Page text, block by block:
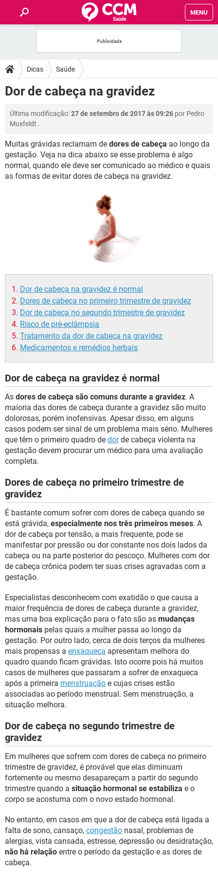
MENU
FÓRUM
SAÚDE
FAMÍLIA
BEM-ESTAR
Dicas Saúde
Dor de cabeça na gravidez
Última modificação:27 de setembro de 2017 às 09:26 por Pedro
Muxfeldt .
Muitas grávidas reclamam de dores de cabeça ao longo da
gestação. Veja na dica abaixo se esse problema é algo
normal, quando ele deve ser comunicado ao médico e quais
as formas de evitar dores de cabeça na gravidez.
Dor de cabeça na gravidez é normal
Dores de cabeça no primeiro trimestre de gravidez
Dor de cabeça no segundo trimestre de gravidez
Risco de pré-eclâmpsia
Tratamento da dor de cabeça na gravidez
Medicamentos e remédios herbais
Dor de cabeça na gravidez é normal
As dores de cabeça são comuns durante a gravidez. A
maioria das dores de cabeça durante a gravidez são muito
dolorosas, porém inofensivas. Apesar disso, em alguns
casos podem ser sinal de um problema mais sério. Mulheres
que têm o primeiro quadro de dorde cabeça violenta na
gestação devem procurar um médico para uma avaliação
completa.
Dores de cabeça no primeiro trimestre de
gravidez
É bastante comum sofrer com dores de cabeça quando se
está grávida, especialmente nos três primeiros meses. A
dor de cabeça por tensão, a mais frequente, pode se
manifestar por pressão ou dor constante nos dois lados da
cabeça ou na parte posterior do pescoço. Mulheres com dor
de cabeça crônica podem ter suas crises agravadas com a
gestação.
Especialistas desconhecem com exatidão o que causa a
maior frequência de dores de cabeça durante a gravidez,
mas uma boa explicação para o fato são as mudanças
hormonais pelas quais a mulher passa ao longo da
gestação. Por outro lado, cerca de dois terços da mulheres
mais propensas a enxaqueca apresentam melhora do
quadro quando ficam grávidas. Isto ocorre pois há muitos
casos de mulheres que passaram a sofrer de enxaqueca
após a primeira menstruação e cujas crises estão
associadas ao período menstrual. Sem menstruação, a
situação melhora.
Dor de cabeça no segundo trimestre de
gravidez
Em mulheres que sofrem com dores de cabeça no primeiro
trimestre de gravidez, é provável que elas diminuam
fortemente ou mesmo desapareçam a partir do segundo
trimestre quando a situação hormonal se estabiliza e o
corpo se acostuma com o novo estado hormonal.
No entanto, em casos em que a dor de cabeça está ligada a
falta de sono, cansaço, congestão nasal, problemas de
alergias, vista cansada, estresse, depressão ou desidratação,
não há relação entre o período da gestação e as dores de
cabeça.